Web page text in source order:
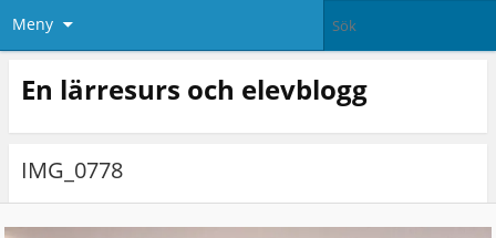
Meny
En lärresurs och elevblogg
IMG_0778